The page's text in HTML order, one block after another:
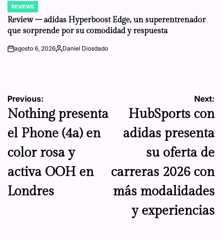
POSTED
IN
REVIEWS
Review – adidas Hyperboost Edge, un superentrenador
que sorprende por su comodidad y respuesta
onagosto 6, 2026Posted
Daniel Diosdado
Navegación
de
entradas
Previous:
Nothing presenta
el Phone (4a) en
color rosa y
activa OOH en
Londres
Next:
HubSports con
adidas presenta
su oferta de
carreras 2026 con
más modalidades
y experiencias